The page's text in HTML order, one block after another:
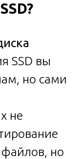
SSD вы
но сами
не
но